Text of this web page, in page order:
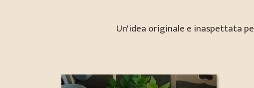
Un'idea originale e inaspettata